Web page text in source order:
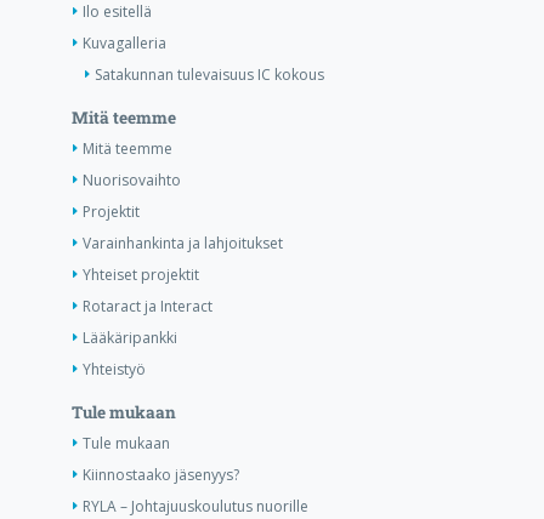
Ilo esitellä
Kuvagalleria
Satakunnan tulevaisuus IC kokous
Mitä teemme
Mitä teemme
Nuorisovaihto
Projektit
Varainhankinta ja lahjoitukset
Yhteiset projektit
Rotaract ja Interact
Lääkäripankki
Yhteistyö
Tule mukaan
Tule mukaan
Kiinnostaako jäsenyys?
RYLA – Johtajuuskoulutus nuorille